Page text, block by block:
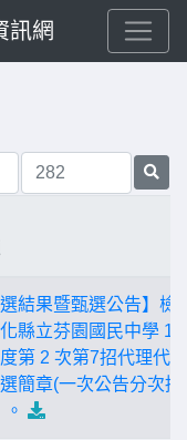
訊網
選結果暨甄選公告】檢
化縣立芬園國民中學
第 2 次第7招代理代
簡章(一次公告分次招